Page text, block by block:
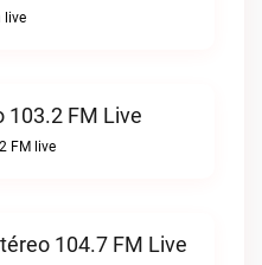
live
103.2 FM Live
FM live
104.7 FM Live